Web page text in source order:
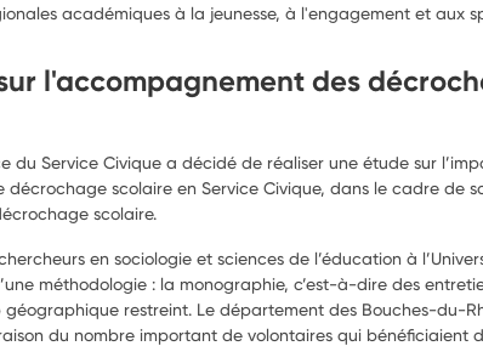
académiques à la jeunesse, à l'engagement et aux
l'accompagnement des
du Service Civique a décidé de réaliser une étude sur
décrochage scolaire en Service Civique, dans le cadre de
scolaire.
en sociologie et sciences de l’éducation à
méthodologie : la monographie, c’est-à-dire des
restreint. Le département des Bouches-du-
du nombre important de volontaires qui bénéficiaient